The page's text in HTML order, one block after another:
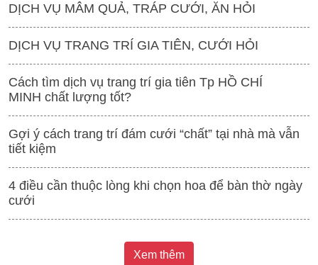
DỊCH VỤ MÂM QUẢ, TRÁP CƯỚI, ĂN HỎI
DỊCH VỤ TRANG TRÍ GIA TIÊN, CƯỚI HỎI
Cách tìm dịch vụ trang trí gia tiên Tp HỒ CHÍ
MINH chất lượng tốt?
Gợi ý cách trang trí đám cưới “chất” tại nhà mà vẫn
tiết kiệm
4 điều cần thuộc lòng khi chọn hoa để bàn thờ ngày
cưới
Xem thêm